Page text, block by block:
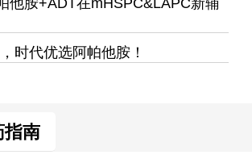
时代优选阿帕他胺！
指南